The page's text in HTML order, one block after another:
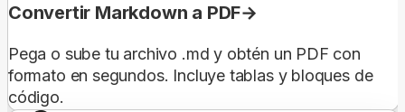
Convertir Markdown a PDF
Pega o sube tu archivo .md y obtén un PDF con
formato en segundos. Incluye tablas y bloques de
código.